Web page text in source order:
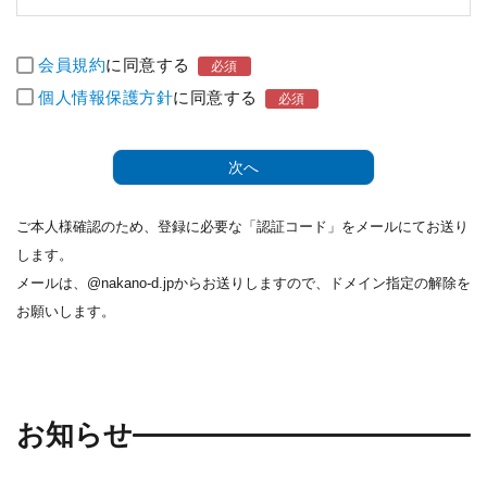
会員規約に同意する
個人情報保護方針に同意する
次へ
ご本人様確認のため、登録に必要な「認証コード」をメールにてお送り
します。
メールは、@nakano-d.jpからお送りしますので、ドメイン指定の解除を
お願いします。
お知らせ